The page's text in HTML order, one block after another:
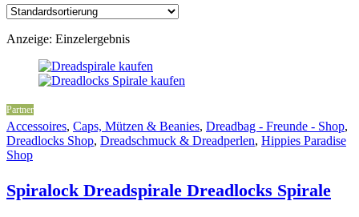
Anzeige: Einzelergebnis
Partner
Accessoires, Caps, Mützen & Beanies, Dreadbag - Freunde - Shop,
Dreadlocks Shop, Dreadschmuck & Dreadperlen, Hippies Paradise
Shop
Spiralock Dreadspirale Dreadlocks Spirale